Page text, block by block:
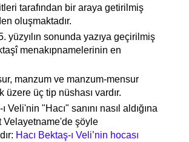
tarafından bir araya getirilmiş
oluşmaktadır.
yüzyılın sonunda yazıya geçirilmiş
menakıpnamelerinin en
manzum ve manzum-mensur
üzere üç tip nüshası vardır.
Veli'nin "Hacı" sanını nasıl aldığına
Velayetname'de şöyle
Hacı Bektaş-ı Veli’nin hocası